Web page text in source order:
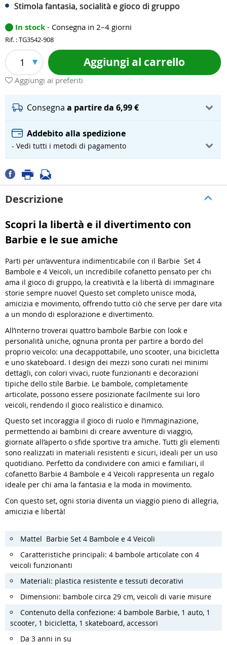
Stimola fantasia, socialità e gioco di gruppo
In stock - Consegna in 2–4 giorni
Rif. : TG3542-908
1 Aggiungi al carrello
Aggiungi ai preferiti
Consegna a partire da 6,99 €
Addebito alla spedizione
- Vedi tutti i metodi di pagamento
Descrizione
Scopri la libertà e il divertimento con
Barbie e le sue amiche
Parti per un’avventura indimenticabile con il Barbie Set 4
Bambole e 4 Veicoli, un incredibile cofanetto pensato per chi
ama il gioco di gruppo, la creatività e la libertà di immaginare
storie sempre nuove! Questo set completo unisce moda,
amicizia e movimento, offrendo tutto ciò che serve per dare vita
a un mondo di esplorazione e divertimento.
All’interno troverai quattro bambole Barbie con look e
personalità uniche, ognuna pronta per partire a bordo del
proprio veicolo: una decappottabile, uno scooter, una bicicletta
e uno skateboard. I design dei mezzi sono curati nei minimi
dettagli, con colori vivaci, ruote funzionanti e decorazioni
tipiche dello stile Barbie. Le bambole, completamente
articolate, possono essere posizionate facilmente sui loro
veicoli, rendendo il gioco realistico e dinamico.
Questo set incoraggia il gioco di ruolo e l’immaginazione,
permettendo ai bambini di creare avventure di viaggio,
giornate all’aperto o sfide sportive tra amiche. Tutti gli elementi
sono realizzati in materiali resistenti e sicuri, ideali per un uso
quotidiano. Perfetto da condividere con amici e familiari, il
cofanetto Barbie 4 Bambole e 4 Veicoli rappresenta un regalo
ideale per chi ama la fantasia e la moda in movimento.
Con questo set, ogni storia diventa un viaggio pieno di allegria,
amicizia e libertà!
Mattel Barbie Set 4 Bambole e 4 Veicoli
Caratteristiche principali: 4 bambole articolate con 4
veicoli funzionanti
Materiali: plastica resistente e tessuti decorativi
Dimensioni: bambole circa 29 cm, veicoli di varie misure
Contenuto della confezione: 4 bambole Barbie, 1 auto, 1
scooter, 1 bicicletta, 1 skateboard, accessori
Da 3 anni in su